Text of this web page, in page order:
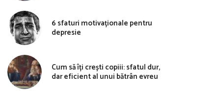
6 sfaturi motivaționale pentru
depresie
Cum să îți crești copiii: sfatul dur,
dar eficient al unui bătrân evreu